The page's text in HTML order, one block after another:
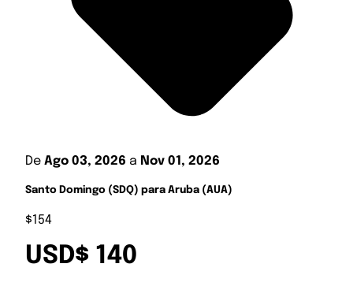
De Ago 03, 2026 a Nov 01, 2026
Santo Domingo (SDQ) para Aruba (AUA)
$154
USD$ 140